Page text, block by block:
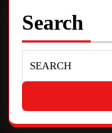
Search